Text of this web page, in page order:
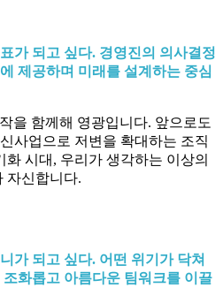
가 되고 싶다. 경영진의 의사결정
제공하며 미래를 설계하는 중심
을 함께해 영광입니다. 앞으로도
사업으로 저변을 확대하는 조직
시대, 우리가 생각하는 이상의
자신합니다.
가 되고 싶다. 어떤 위기가 닥쳐
화롭고 아름다운 팀워크를 이끌